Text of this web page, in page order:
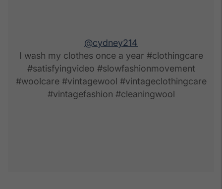
@cydney214
I wash my clothes once a year #clothingcare
#satisfyingvideo #slowfashionmovement
#woolcare #vintagewool #vintageclothingcare
#vintagefashion #cleaningwool